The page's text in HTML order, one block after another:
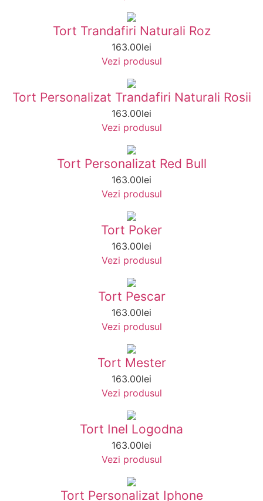
Tort Trandafiri Naturali Roz
163.00lei
Vezi produsul
Tort Personalizat Trandafiri Naturali Rosii
163.00lei
Vezi produsul
Tort Personalizat Red Bull
163.00lei
Vezi produsul
Tort Poker
163.00lei
Vezi produsul
Tort Pescar
163.00lei
Vezi produsul
Tort Mester
163.00lei
Vezi produsul
Tort Inel Logodna
163.00lei
Vezi produsul
Tort Personalizat Iphone